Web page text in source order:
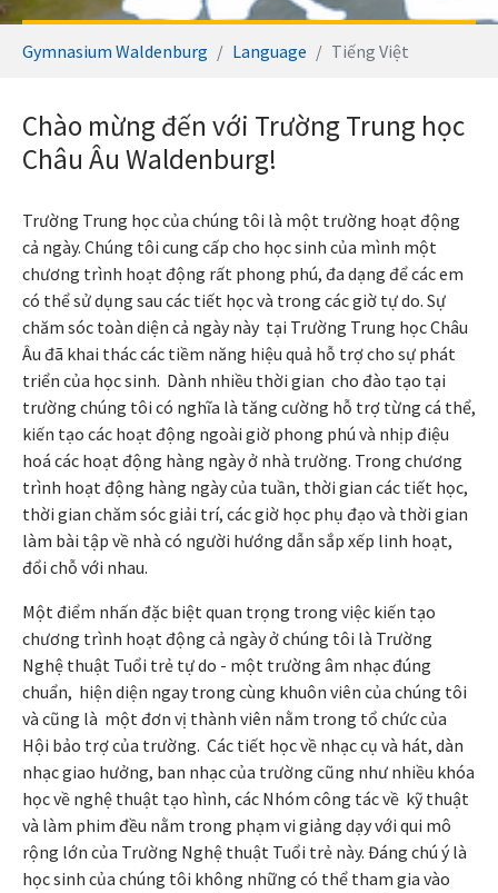
Gymnasium Waldenburg Language Tiếng Việt
Chào mừng đến với Trường Trung học
Châu Âu Waldenburg!
Trường Trung học của chúng tôi là một trường hoạt động
cả ngày. Chúng tôi cung cấp cho học sinh của mình một
chương trình hoạt động rất phong phú, đa dạng để các em
có thể sử dụng sau các tiết học và trong các giờ tự do. Sự
chăm sóc toàn diện cả ngày này tại Trường Trung học Châu
Âu đã khai thác các tiềm năng hiệu quả hỗ trợ cho sự phát
triển của học sinh. Dành nhiều thời gian cho đào tạo tại
trường chúng tôi có nghĩa là tăng cường hỗ trợ từng cá thể,
kiến tạo các hoạt động ngoài giờ phong phú và nhịp điệu
hoá các hoạt động hàng ngày ở nhà trường. Trong chương
trình hoạt động hàng ngày của tuần, thời gian các tiết học,
thời gian chăm sóc giải trí, các giờ học phụ đạo và thời gian
làm bài tập về nhà có người hướng dẫn sắp xếp linh hoạt,
đổi chỗ với nhau.
Một điểm nhấn đặc biệt quan trọng trong việc kiến tạo
chương trình hoạt động cả ngày ở chúng tôi là Trường
Nghệ thuật Tuổi trẻ tự do - một trường âm nhạc đúng
chuẩn, hiện diện ngay trong cùng khuôn viên của chúng tôi
và cũng là một đơn vị thành viên nằm trong tổ chức của
Hội bảo trợ của trường. Các tiết học về nhạc cụ và hát, dàn
nhạc giao hưởng, ban nhạc của trường cũng như nhiều khóa
học về nghệ thuật tạo hình, các Nhóm công tác về kỹ thuật
và làm phim đều nằm trong phạm vi giảng dạy với qui mô
rộng lớn của Trường Nghệ thuật Tuổi trẻ này. Đáng chú ý là
học sinh của chúng tôi không những có thể tham gia vào